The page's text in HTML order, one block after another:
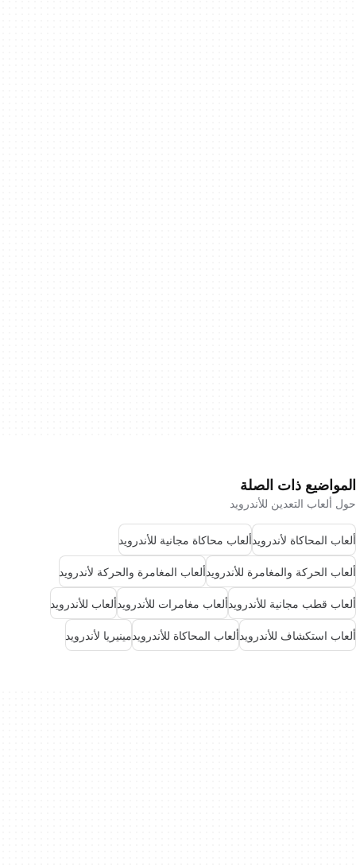
المواضيع ذات الصلة
حول ألعاب التعدين للأندرويد
ألعاب المحاكاة لأندرويدألعاب محاكاة مجانية للأندرويد
ألعاب الحركة والمغامرة للأندرويدألعاب المغامرة والحركة لأندرويد
ألعاب قطب مجانية للأندرويدألعاب مغامرات للأندرويدألعاب للأندرويد
ألعاب استكشاف للأندرويدألعاب المحاكاة للأندرويدمينيريا لأندرويد